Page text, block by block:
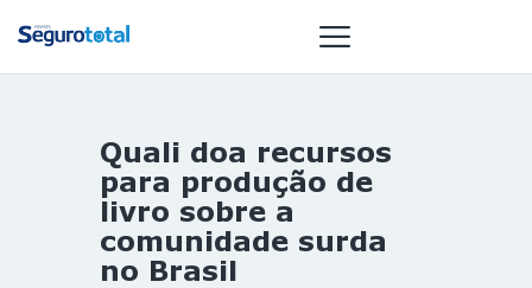
NOTÍCIAS
REVISTA
ESPECIAIS
GAIVOTA DE
Quali doa recursos
para produção de
livro sobre a
comunidade surda
no Brasil